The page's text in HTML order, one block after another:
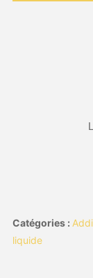
Catégories :
liquide